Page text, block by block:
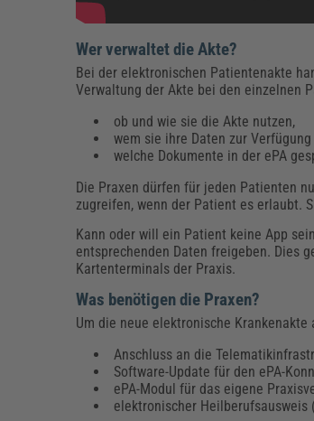
Wer verwaltet die Akte?
Bei der elektronischen Patientenakte
Verwaltung der Akte bei den einzelnen
ob und wie sie die Akte nutzen,
wem sie ihre Daten zur
welche Dokumente in der ePA
Die Praxen dürfen für jeden Patienten
zugreifen, wenn der Patient es erlaubt.
Kann oder will ein Patient keine App
entsprechenden Daten freigeben. Dies
Kartenterminals der Praxis.
Was benötigen die Praxen?
Um die neue elektronische
Anschluss an die
Software-Update für den ePA-
ePA-Modul für das eigene
elektronischer